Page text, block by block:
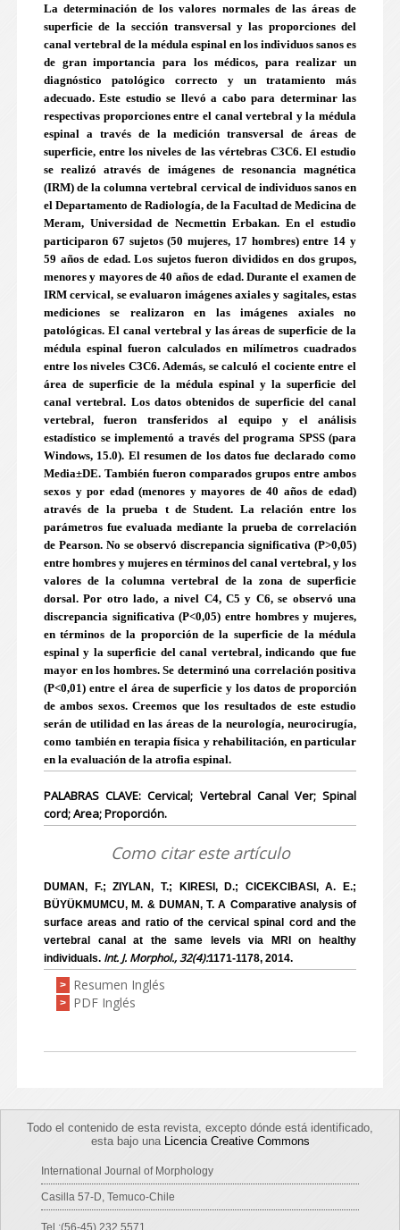
La determinación de los valores normales de las áreas de
superficie de la sección transversal y las proporciones del
canal vertebral de la médula espinal en los individuos sanos es
de gran importancia para los médicos, para realizar un
diagnóstico patológico correcto y un tratamiento más
adecuado. Este estudio se llevó a cabo para determinar las
respectivas proporciones entre el canal vertebral y la médula
espinal a través de la medición transversal de áreas de
superficie, entre los niveles de las vértebras C3­C6. El estudio
se realizó através de imágenes de resonancia magnética
(IRM) de la columna vertebral cervical de individuos sanos en
el Departamento de Radiología, de la Facultad de Medicina de
Meram, Universidad de Necmettin Erbakan. En el estudio
participaron 67 sujetos (50 mujeres, 17 hombres) entre 14 y
59 años de edad. Los sujetos fueron divididos en dos grupos,
menores y mayores de 40 años de edad. Durante el examen de
IRM cervical, se evaluaron imágenes axiales y sagitales, estas
mediciones se realizaron en las imágenes axiales no
patológicas. El canal vertebral y las áreas de superficie de la
médula espinal fueron calculados en milímetros cuadrados
entre los niveles C3­C6. Además, se calculó el cociente entre el
área de superficie de la médula espinal y la superficie del
canal vertebral. Los datos obtenidos de superficie del canal
vertebral, fueron transferidos al equipo y el análisis
estadístico se implementó a través del programa SPSS (para
Windows, 15.0). El resumen de los datos fue declarado como
Media±DE. También fueron comparados grupos entre ambos
sexos y por edad (menores y mayores de 40 años de edad)
através de la prueba t de Student. La relación entre los
parámetros fue evaluada mediante la prueba de correlación
de Pearson. No se observó discrepancia significativa (P>0,05)
entre hombres y mujeres en términos del canal vertebral, y los
valores de la columna vertebral de la zona de superficie
dorsal. Por otro lado, a nivel C4, C5 y C6, se observó una
discrepancia significativa (P<0,05) entre hombres y mujeres,
en términos de la proporción de la superficie de la médula
espinal y la superficie del canal vertebral, indicando que fue
mayor en los hombres. Se determinó una correlación positiva
(P<0,01) entre el área de superficie y los datos de proporción
de ambos sexos. Creemos que los resultados de este estudio
serán de utilidad en las áreas de la neurología, neurocirugía,
como también en terapia física y rehabilitación, en particular
en la evaluación de la atrofia espinal.
PALABRAS CLAVE: Cervical; Vertebral Canal Ver; Spinal
cord; Area; Proporción.
Como citar este artículo
DUMAN, F.; ZIYLAN, T.; KIRESI, D.; CICEKCIBASI, A. E.;
BÜYÜKMUMCU, M. & DUMAN, T. A Comparative analysis of
surface areas and ratio of the cervical spinal cord and the
vertebral canal at the same levels via MRI on healthy
individuals. Int. J. Morphol., 32(4):1171-1178, 2014.
> Resumen Inglés
> PDF Inglés
Todo el contenido de esta revista, excepto dónde está identificado,
esta bajo una Licencia Creative Commons
International Journal of Morphology
Casilla 57-D, Temuco-Chile
Tel.:(56-45) 232 5571